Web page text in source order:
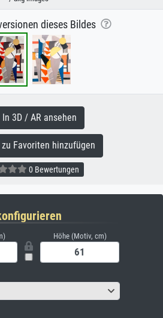
dieses Bildes
In 3D / AR ansehen
Favoriten hinzufügen
0 Bewertungen
Höhe (Motiv, cm)